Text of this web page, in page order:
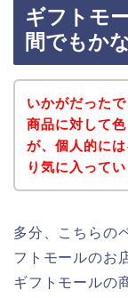
ギフトモ
間でもか
いかがだった
商品に対して
が、個人的に
り気に入って
多分、こちらの
フトモールのお
ギフトモールの